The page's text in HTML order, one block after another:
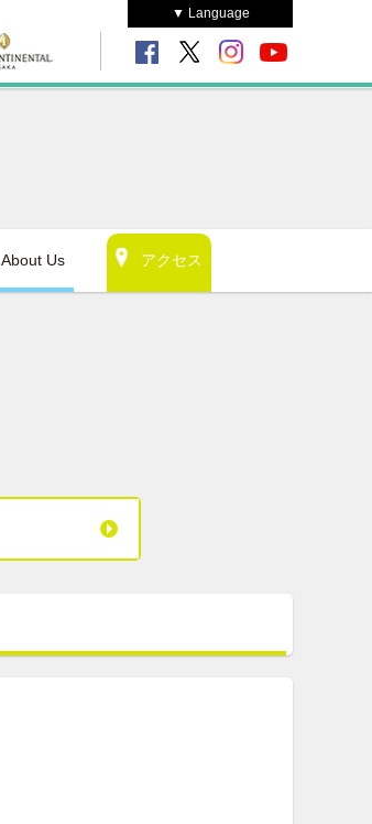
▼ Language
About Us アクセス